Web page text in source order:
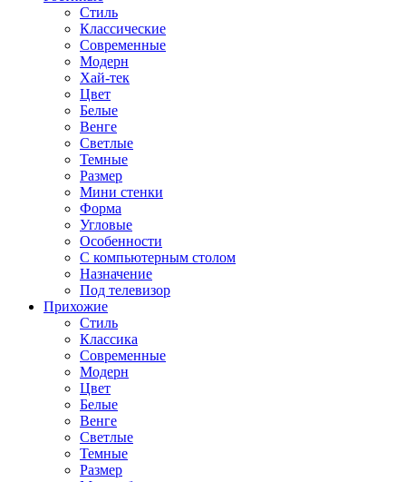
Стиль
Классические
Современные
Модерн
Хай-тек
Цвет
Белые
Венге
Светлые
Темные
Размер
Мини стенки
Форма
Угловые
Особенности
С компьютерным столом
Назначение
Под телевизор
Прихожие
Стиль
Классика
Современные
Модерн
Цвет
Белые
Венге
Светлые
Темные
Размер